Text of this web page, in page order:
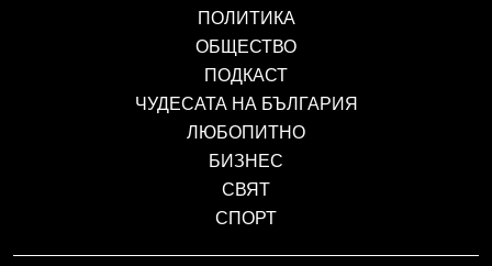
ПОЛИТИКА
ОБЩЕСТВО
ПОДКАСТ
ЧУДЕСАТА НА БЪЛГАРИЯ
ЛЮБОПИТНО
БИЗНЕС
СВЯТ
СПОРТ